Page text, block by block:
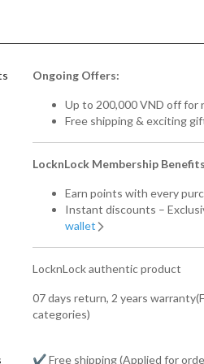
Rating
Ongoing Offers:
Up to 200,000 VND off for
Free shipping & exciting
LocknLock Membership
Earn points with every
Instant discounts –
wallet
LocknLock authentic product
07 days return, 2 years
categories)
✔️ Free shipping (Applied for